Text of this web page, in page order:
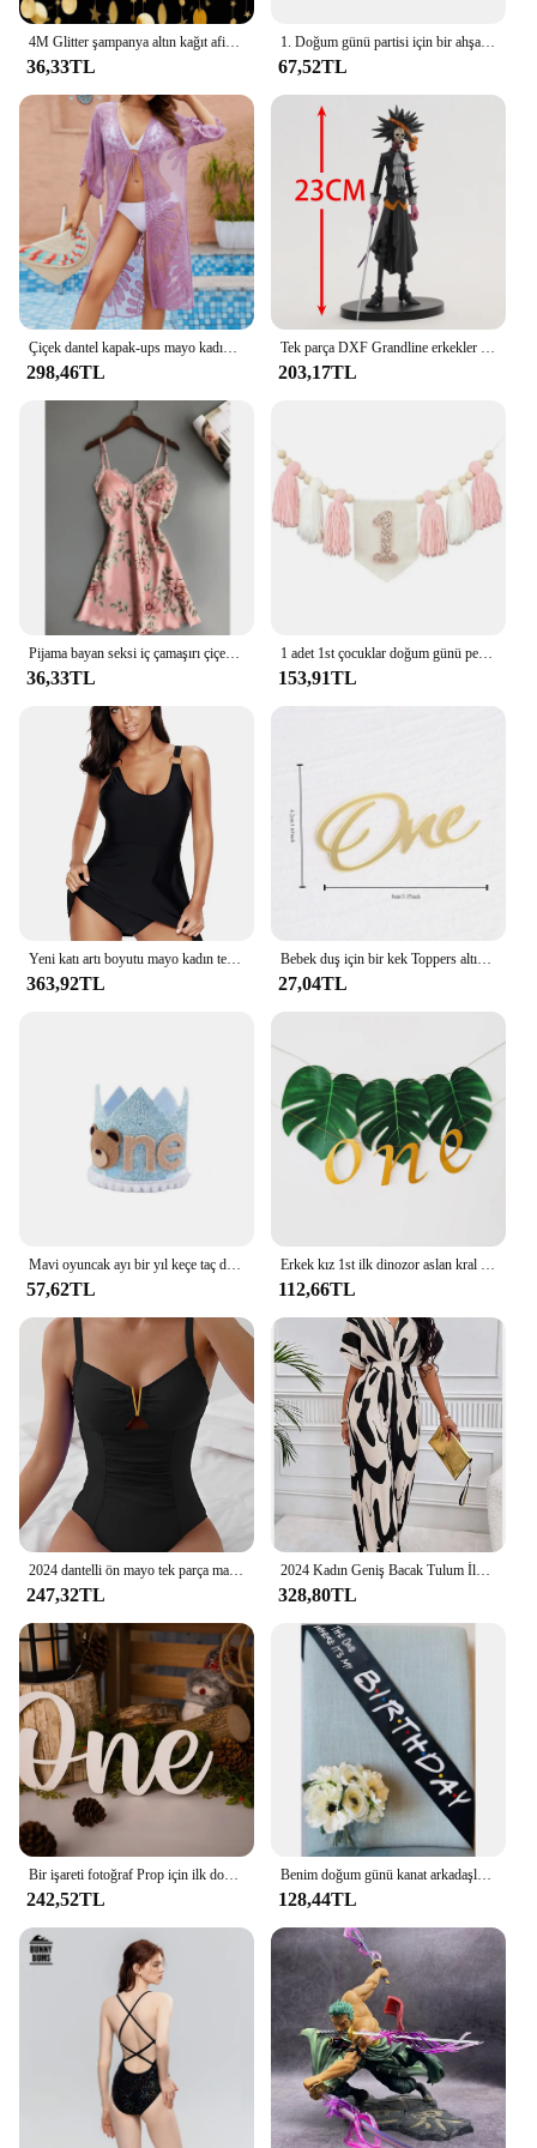
One Piece.
4M Glitter şampanya altın kağıt afiş ilk mutlu doğum günü dekorasyon yetişkin çocuk erkek bebek kız 1st bir yıl parti Garland dekor
36,33TL
1. Doğum günü partisi için bir ahşap işareti bir kesme mektup, bir işareti bebek duş parti süslemeleri için bir fotoğraf Prop
67,52TL
Çiçek dantel kapak-ups mayo kadınlar için Beachwear beyaz hırka plaj kapak Ups banyo kıyafetleri katı örme aşınma Coverup çıkar
298,46TL
Tek parça DXF Grandline erkekler Men hukuk/Brook şekil heykelcik koleksiyon modeli bebek oyuncak
203,17TL
36,33TL
1 adet 1st çocuklar doğum günü pembe Highchair Garland bir parti mavi krem afiş arka planında dekorasyon çuval bezi ilk bayrak asılı
153,91TL
363,92TL
Bebek duş için bir kek Toppers altın bebek doğum günü pastası Topper çocuklar doğum günü partisi kek süslemeleri
27,04TL
57,62TL 112,66TL
247,32TL
2024 Kadın Geniş Bacak Tulum İlkbahar Yaz Moda V Yaka Kısa Kollu Yüksek Bel Tam Vücut Baskılı Tulumlar Rahat Tek Parça
328,80TL
Bir işareti fotoğraf Prop için ilk doğum günü fotoğraf çekimi, bebek duş hediye parti dekorasyon bebeğin İlk doğum günü
242,52TL
Benim doğum günü kanat arkadaşlar tema 16th One 30th 40th 50th 60th doğum günü partisi dekorasyon hediye fotoğraf sahne
128,44TL